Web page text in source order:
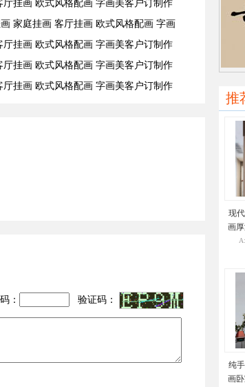
厅挂画 欧式风格配画 字画美客户订制作
家庭挂画 客厅挂画 欧式风格配画 字画
品安装实际图
厅挂画 欧式风格配画 字画美客户订制作
厅挂画 欧式风格配画 字画美客户订制作
厅挂画 欧式风格配画 字画美客户订制作
： 验证码：
推
现
画
环
纯
画